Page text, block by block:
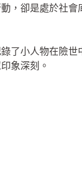
，卻是處於社
了小人物在險
象深刻。